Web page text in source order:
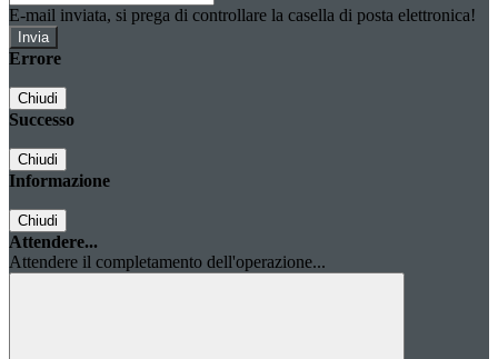
E-mail inviata, si prega di controllare la casella di posta elettronica!
Errore
Chiudi
Successo
Chiudi
Informazione
Chiudi
Attendere...
Attendere il completamento dell'operazione...